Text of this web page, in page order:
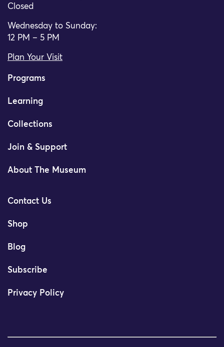
Closed
Wednesday to Sunday:
12 PM – 5 PM
Plan Your Visit
Programs
Learning
Collections
Join & Support
About The Museum
Contact Us
Shop
Blog
Subscribe
Privacy Policy